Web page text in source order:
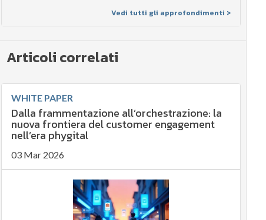
Vedi tutti gli approfondimenti >
Articoli correlati
WHITE PAPER
Dalla frammentazione all’orchestrazione: la
nuova frontiera del customer engagement
nell’era phygital
03 Mar 2026